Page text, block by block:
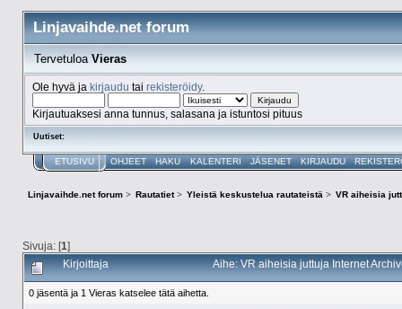
Linjavaihde.net forum
TervetuloaVieras
Ole hyvä ja kirjaudu tai rekisteröidy.
Kirjautuaksesi anna tunnus, salasana ja istuntosi pituus
Uutiset:
ETUSIVU OHJEET HAKU KALENTERI JÄSENET KIRJAUDU
Linjavaihde.net forum> Rautatiet> Yleistä keskustelua rautateistä > VR aiheisia
Sivuja: [1]
Kirjoittaja Aihe: VR aiheisia juttuja Internet
0 jäsentä ja 1 Vieras katselee tätä aihetta.